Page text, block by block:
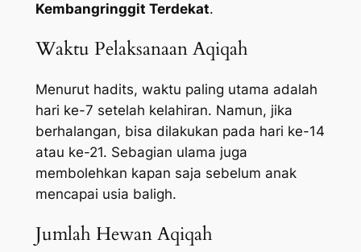
Kembangringgit Terdekat.
Waktu Pelaksanaan Aqiqah
Menurut hadits, waktu paling utama adalah
hari ke-7 setelah kelahiran. Namun, jika
berhalangan, bisa dilakukan pada hari ke-14
atau ke-21. Sebagian ulama juga
membolehkan kapan saja sebelum anak
mencapai usia baligh.
Jumlah Hewan Aqiqah